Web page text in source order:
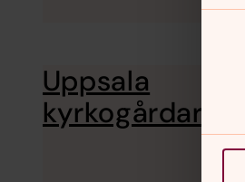
Uppsala
kyrkogårdar